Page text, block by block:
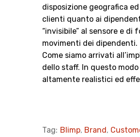
disposizione geografica
clienti quanto ai
“invisibile” al sensore e
movimenti dei dipendenti.
Come siamo arrivati
dello staff. In questo
altamente realistici ed
Tag: Blimp, Brand,